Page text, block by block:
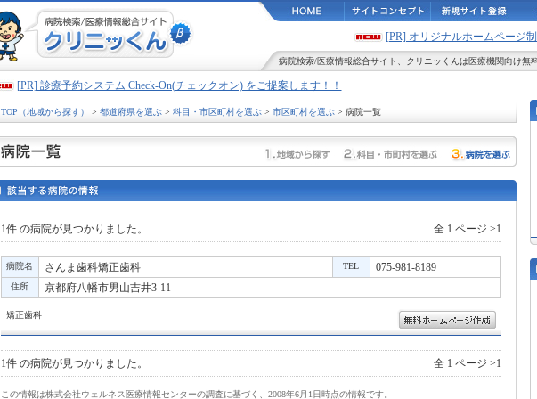
[PR] オリジナルホームページ
病院検索/医療情報総合サイト、 クリニッくん は医療機関向け無
[PR] 診療予約システム Check-On(チェックオン) をご提案します！！
TOP（地域から探す） > 都道府県を選ぶ> 科目・市区町村を選ぶ> 市区町村を選ぶ> 病院一覧
1件の病院が見つかりました。 全 1 ページ >1
病院名 さんま歯科矯正歯科 TEL 075-981-8189
住所 京都府八幡市男山吉井3-11
矯正歯科
1件の病院が見つかりました。 全 1 ページ >1
この情報は株式会社ウェルネス医療情報センターの調査に基づく、2008年6月1日時点の情報です。